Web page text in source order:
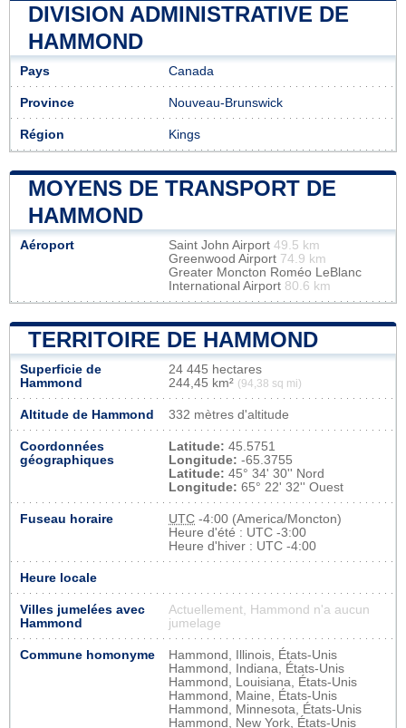
DIVISION ADMINISTRATIVE DE
HAMMOND
Pays Canada
Province Nouveau-Brunswick
Région Kings
MOYENS DE TRANSPORT DE
HAMMOND
Aéroport Saint John Airport 49.5 km
Greenwood Airport 74.9 km
Greater Moncton Roméo LeBlanc
International Airport 80.6 km
TERRITOIRE DE HAMMOND
Superficie de
Hammond
24 445 hectares
244,45 km² (94,38 sq mi)
Altitude de Hammond 332 mètres d'altitude
Coordonnées
géographiques
Latitude: 45.5751
Longitude: -65.3755
Latitude: 45° 34' 30'' Nord
Longitude: 65° 22' 32'' Ouest
Fuseau horaire UTC -4:00 (America/Moncton)
Heure d'été : UTC -3:00
Heure d'hiver : UTC -4:00
Heure locale
Villes jumelées avec
Hammond
Actuellement, Hammond n'a aucun
jumelage
Commune homonyme
Hammond, Illinois, États-Unis
Hammond, Indiana, États-Unis
Hammond, Louisiana, États-Unis
Hammond, Maine, États-Unis
Hammond, Minnesota, États-Unis
Hammond, New York, États-Unis